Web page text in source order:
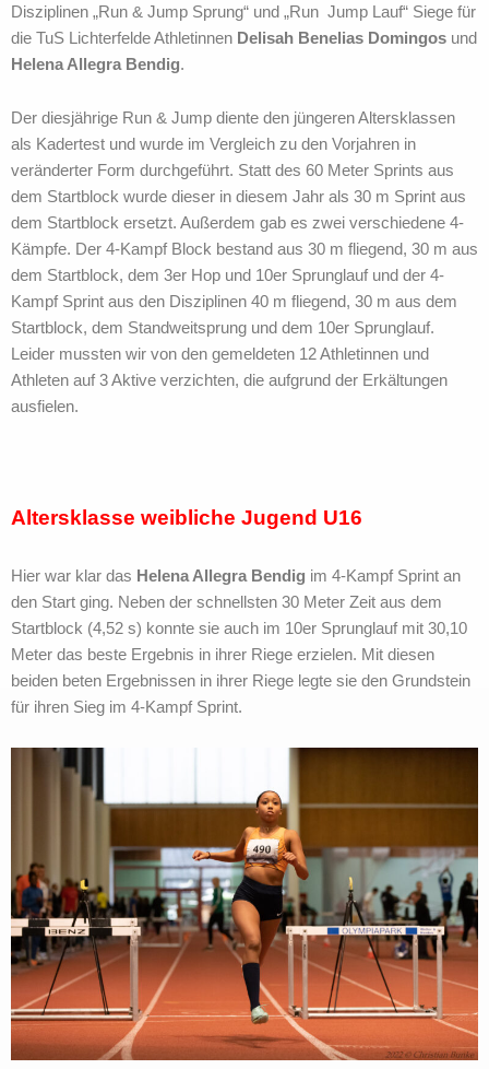
Disziplinen „Run & Jump Sprung“ und „Run Jump Lauf“ Siege für
die TuS Lichterfelde Athletinnen Delisah Benelias Domingos und
Helena Allegra Bendig.
Der diesjährige Run & Jump diente den jüngeren Altersklassen
als Kadertest und wurde im Vergleich zu den Vorjahren in
veränderter Form durchgeführt. Statt des 60 Meter Sprints aus
dem Startblock wurde dieser in diesem Jahr als 30 m Sprint aus
dem Startblock ersetzt. Außerdem gab es zwei verschiedene 4-
Kämpfe. Der 4-Kampf Block bestand aus 30 m fliegend, 30 m aus
dem Startblock, dem 3er Hop und 10er Sprunglauf und der 4-
Kampf Sprint aus den Disziplinen 40 m fliegend, 30 m aus dem
Startblock, dem Standweitsprung und dem 10er Sprunglauf.
Leider mussten wir von den gemeldeten 12 Athletinnen und
Athleten auf 3 Aktive verzichten, die aufgrund der Erkältungen
ausfielen.
Altersklasse weibliche Jugend U16
Hier war klar das Helena Allegra Bendig im 4-Kampf Sprint an
den Start ging. Neben der schnellsten 30 Meter Zeit aus dem
Startblock (4,52 s) konnte sie auch im 10er Sprunglauf mit 30,10
Meter das beste Ergebnis in ihrer Riege erzielen. Mit diesen
beiden beten Ergebnissen in ihrer Riege legte sie den Grundstein
für ihren Sieg im 4-Kampf Sprint.